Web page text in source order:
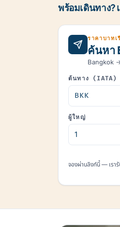
พร้อมเดินทาง?
ราคาบาท
ค้นหา
Bangkok
ต้นทาง (IATA)
ผู้ใหญ่
จองผ่านลิงก์นี้ — เรา